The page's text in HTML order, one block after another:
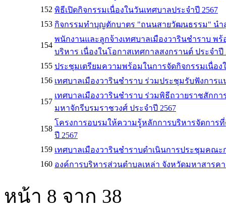
152 พิธีเปิดกิจกรรมเนื่องในวันเทศบาลประจำปี 2567
153 กิจกรรมทำบุญตักบาตร "ถนนสายวัฒนธรรม" น
154
พนักงานและลูกจ้างเทศบาลเมืองวารินชำราบ พ
บริหาร เนื่องในโอกาสเทศกาลสงกรานต์ ประจำปี
155 ประชุมเตรียมความพร้อมในการจัดกิจกรรมเนื่อง
156 เทศบาลเมืองวารินชำราบ ร่วมประชุมรับฟังการแ
157
เทศบาลเมืองวารินชำราบ ร่วมพิธีถวายราชสัก
มหาจักรีบรมราชวงศ์ ประจำปี 2567
158
โครงการอบรมให้ความรู้หลักการบริหารจัดการ
ปี 2567
159 เทศบาลเมืองวารินชำราบดำเนินการประชุมคณ
160 องค์การบริหารส่วนตำบลเหล่า จังหวัดมหาสารค
หน้า 8 จาก 38